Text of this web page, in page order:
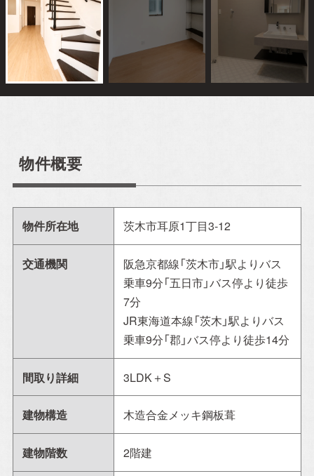
アルホームサービス
のXです。
[@alhome2001]
Simplenoteの
インスタグラムです。
[simplenote ibaraki
takatsuki]
アルホームサービスの
[alhomeservice inc]
アルホームサービスの
[@030gfzbj]
物件概要
物件所在地 茨木市耳原1丁目3-12
交通機関
阪急京都線「茨木市」駅よりバス
乗車9分「五日市」バス停より徒歩
7分
JR東海道本線「茨木」駅よりバス
乗車9分「郡」バス停より徒歩14分
間取り詳細 3LDK＋S
建物構造 木造合金メッキ鋼板葺
建物階数 2階建